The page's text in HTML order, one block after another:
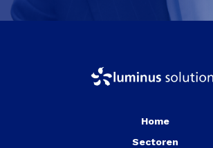
Home
Sectoren